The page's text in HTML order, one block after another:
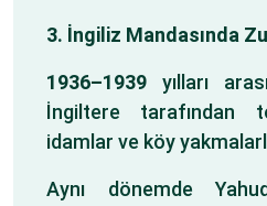
3. İngiliz Mandasında
1936–1939 yılları
İngiltere tarafından
idamlar ve köy
Aynı dönemde